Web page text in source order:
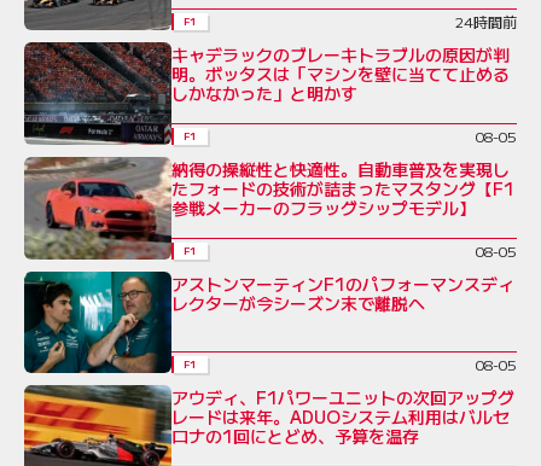
F1 24時間前
キャデラックのブレーキトラブルの原因が判
明。ボッタスは「マシンを壁に当てて止める
しかなかった」と明かす
F1 08-05
納得の操縦性と快適性。自動車普及を実現し
たフォードの技術が詰まったマスタング【F1
参戦メーカーのフラッグシップモデル】
F1 08-05
アストンマーティンF1のパフォーマンスディ
レクターが今シーズン末で離脱へ
F1 08-05
アウディ、F1パワーユニットの次回アップグ
レードは来年。ADUOシステム利用はバルセ
ロナの1回にとどめ、予算を温存